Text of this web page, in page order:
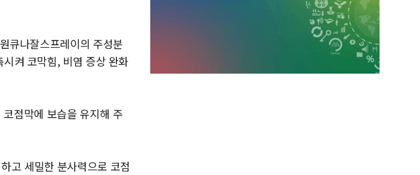
큐나잘스프레이의 주성분
켜 코막힘, 비염 증상 완화
점막에 보습을 유지해 주
고 세밀한 분사력으로 코점